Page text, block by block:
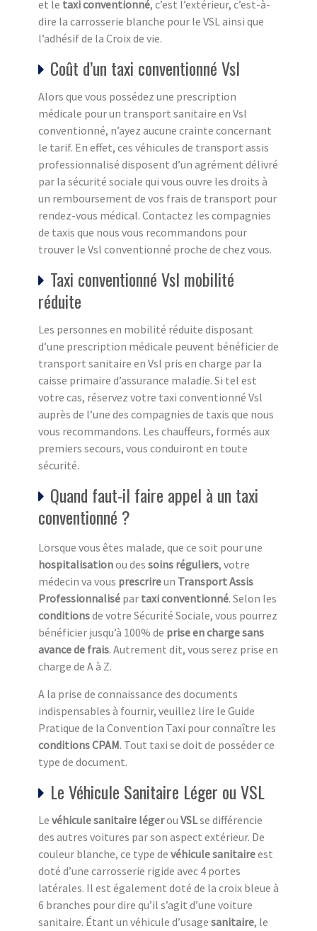
et le taxi conventionné, c’est l’extérieur, c’est-à-
dire la carrosserie blanche pour le VSL ainsi que
l’adhésif de la Croix de vie.
Coût d’un taxi conventionné Vsl
Alors que vous possédez une prescription
médicale pour un transport sanitaire en Vsl
conventionné, n’ayez aucune crainte concernant
le tarif. En effet, ces véhicules de transport assis
professionnalisé disposent d’un agrément délivré
par la sécurité sociale qui vous ouvre les droits à
un remboursement de vos frais de transport pour
rendez-vous médical. Contactez les compagnies
de taxis que nous vous recommandons pour
trouver le Vsl conventionné proche de chez vous.
Taxi conventionné Vsl mobilité
réduite
Les personnes en mobilité réduite disposant
d’une prescription médicale peuvent bénéficier de
transport sanitaire en Vsl pris en charge par la
caisse primaire d’assurance maladie. Si tel est
votre cas, réservez votre taxi conventionné Vsl
auprès de l’une des compagnies de taxis que nous
vous recommandons. Les chauffeurs, formés aux
premiers secours, vous conduiront en toute
sécurité.
Quand faut-il faire appel à un taxi
conventionné ?
Lorsque vous êtes malade, que ce soit pour une
hospitalisationou des soins réguliers, votre
médecin va vous prescrireun Transport Assis
Professionnalisé par taxi conventionné. Selon les
conditionsde votre Sécurité Sociale, vous pourrez
bénéficier jusqu’à 100% de prise en charge sans
avance de frais. Autrement dit, vous serez prise en
charge de A à Z.
A la prise de connaissance des documents
indispensables à fournir, veuillez lire le Guide
Pratique de la Convention Taxi pour connaître les
conditions CPAM. Tout taxi se doit de posséder ce
type de document.
Le Véhicule Sanitaire Léger ou VSL
Le véhicule sanitaire légerou VSLse différencie
des autres voitures par son aspect extérieur. De
couleur blanche, ce type de véhicule sanitaireest
doté d’une carrosserie rigide avec 4 portes
latérales. Il est également doté de la croix bleue à
6 branches pour dire qu’il s’agit d’une voiture
sanitaire. Étant un véhicule d’usage sanitaire, le